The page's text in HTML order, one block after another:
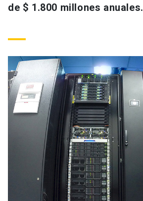
Padres y familia
Vecinos launch
Correo UC launch
Medios Biblioteca launch
Donaciones launch
de $ 1.800 millones anuales.